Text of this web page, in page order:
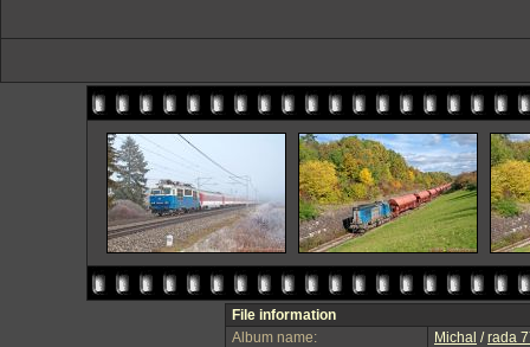
File information
Album name:
Michal /rada